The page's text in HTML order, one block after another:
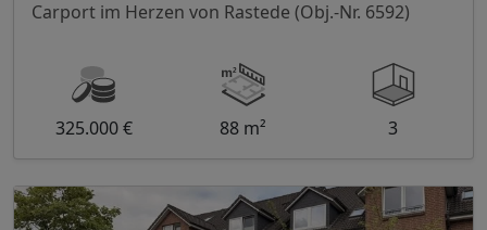
Carport im Herzen von Rastede (Obj.-Nr. 6592)
325.000 € 88 m² 3